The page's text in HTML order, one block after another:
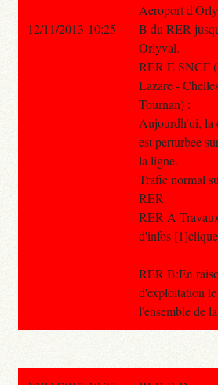
Aeroport
B du RER
Orlyval.
RER E SNCF
Lazare -
Tournan) :
Aujourdh'ui, la
est perturbee
la ligne.
Trafic normal
RER.
RER A
d'infos
RER B:En
d'exploitation
l'ensemble de
12/11/2013 10:25